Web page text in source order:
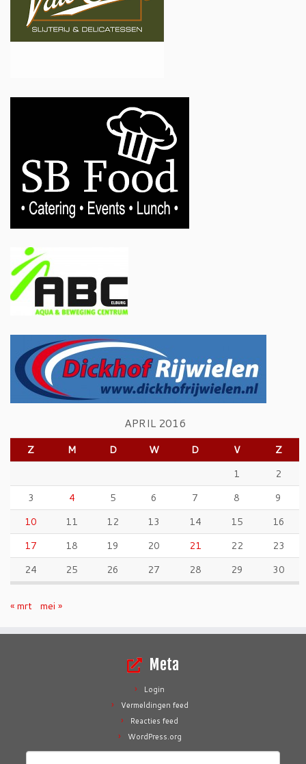
APRIL 2016
Z M D W D V
Z
1
2
3
4 5 6 7 8
9
10
11 12 13 14 15
16
17
18 19 20 21 22
23
24
25 26 27 28 29 30
« mrt mei »
Meta
Login
Vermeldingen feed
Reacties feed
WordPress.org